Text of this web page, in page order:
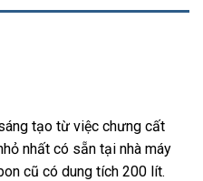
tạo từ việc chưng cất
nhất có sẵn tại nhà máy
cũ có dung tích 200 lít.